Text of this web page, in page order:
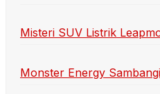
Misteri SUV Listrik
Monster Energy